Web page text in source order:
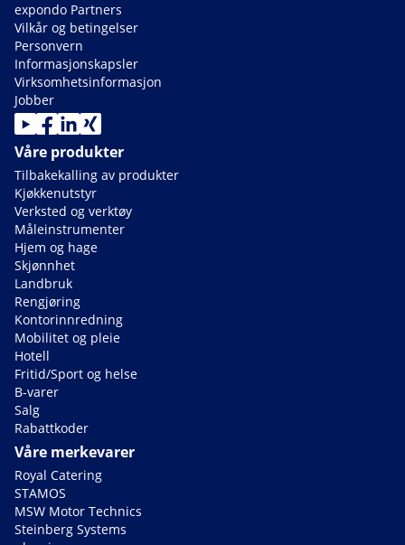
expondo Partners
Vilkår og betingelser
Personvern
Informasjonskapsler
Virksomhetsinformasjon
Jobber
Våre produkter
Tilbakekalling av produkter
Kjøkkenutstyr
Verksted og verktøy
Måleinstrumenter
Hjem og hage
Skjønnhet
Landbruk
Rengjøring
Kontorinnredning
Mobilitet og pleie
Hotell
Fritid/Sport og helse
B-varer
Salg
Rabattkoder
Våre merkevarer
Royal Catering
STAMOS
MSW Motor Technics
Steinberg Systems